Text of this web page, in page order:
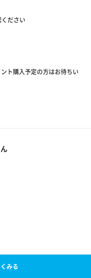
ださい
ト購入予定の方はお待ちい
みる